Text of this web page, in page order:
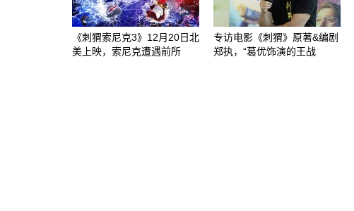
《刺猬索尼克3》12月20日北
美上映，索尼克遭遇前所
专访电影《刺猬》原著&编剧
郑执，“葛优饰演的王战